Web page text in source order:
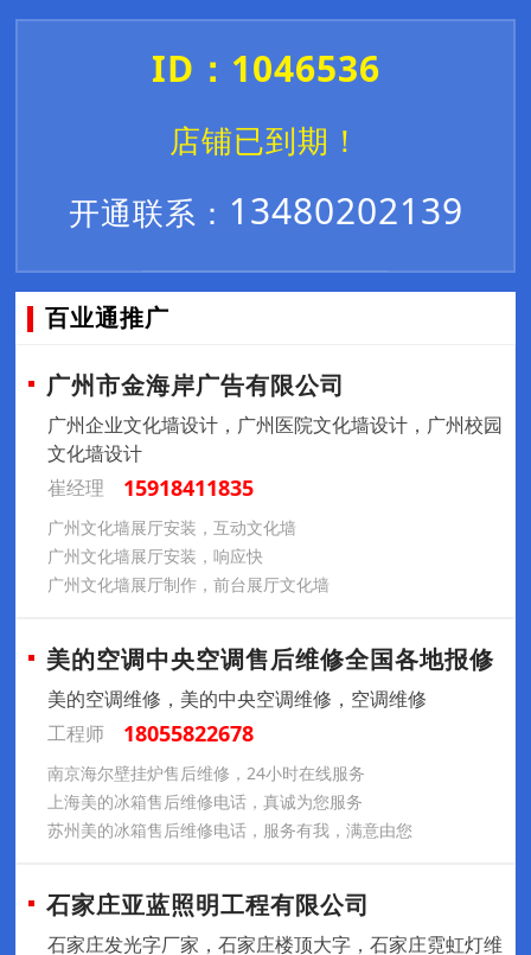
ID：1046536
店铺已到期！
开通联系： 13480202139
百业通推广
广州市金海岸广告有限公司
广州企业文化墙设计，广州医院文化墙设计，广州校园
文化墙设计
崔经理
15918411835
广州文化墙展厅安装，互动文化墙
广州文化墙展厅安装，响应快
广州文化墙展厅制作，前台展厅文化墙
美的空调中央空调售后维修全国各地报修
美的空调维修，美的中央空调维修，空调维修
工程师
18055822678
南京海尔壁挂炉售后维修，24小时在线服务
上海美的冰箱售后维修电话，真诚为您服务
苏州美的冰箱售后维修电话，服务有我，满意由您
石家庄亚蓝照明工程有限公司
石家庄发光字厂家，石家庄楼顶大字，石家庄霓虹灯维